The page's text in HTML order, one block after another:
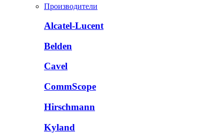
Производители
Alcatel-Lucent
Belden
Cavel
CommScope
Hirschmann
Kyland